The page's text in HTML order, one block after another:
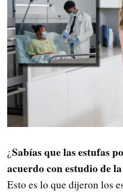
¿Sabías que las estufas
acuerdo con estudio de
Esto es lo que dijeron los